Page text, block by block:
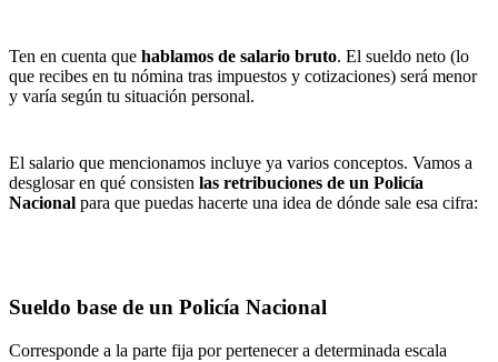
Ten en cuenta que hablamos de salario bruto. El sueldo neto (lo
que recibes en tu nómina tras impuestos y cotizaciones) será menor
y varía según tu situación personal.
El salario que mencionamos incluye ya varios conceptos. Vamos a
desglosar en qué consisten las retribuciones de un Policía
Nacional para que puedas hacerte una idea de dónde sale esa cifra:
Sueldo base de un Policía Nacional
Corresponde a la parte fija por pertenecer a determinada escala